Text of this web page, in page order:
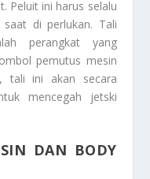
Peluit ini harus selalu
di perlukan. Tali
perangkat yang
pemutus mesin
tali ini akan secara
mencegah jetski
DAN BODY